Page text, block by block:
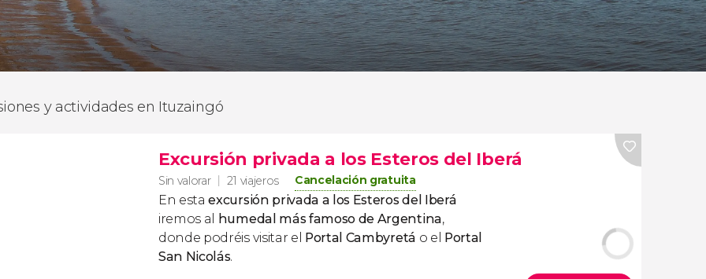
y actividades en Ituzaingó
Excursión privada a los Esteros del Iberá
Sin valorar 21 viajeros Cancelación gratuita
En estaexcursión privada a los Esteros del Iberá
iremos al
humedal más famoso de Argentina,
donde podréis visitar el Portal Cambyretá o el Portal
San Nicolás.